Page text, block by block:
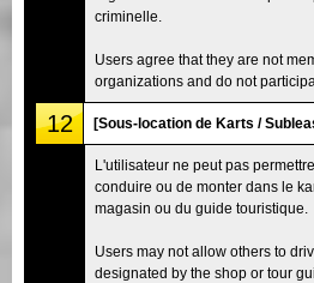
criminelle.
Users agree that they are not
organizations and do not
12 [Sous-location de Karts /
L'utilisateur ne peut pas
conduire ou de monter dans le
magasin ou du guide touristique.
Users may not allow others to
designated by the shop or tour